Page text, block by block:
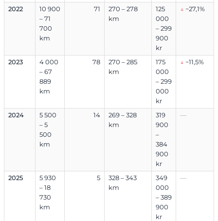
2022
10 900
– 71
700
km
71
270 – 278
km
125
000
– 299
900
kr
↓ −27,1%
2023
4 000
– 67
889
km
78
270 – 285
km
175
000
– 299
000
kr
↓ −11,5%
2024
5 500
– 5
500
km
14
269 – 328
km
319
900
–
384
900
kr
—
2025
5 930
– 18
730
km
5
328 – 343
km
349
000
– 389
900
kr
—